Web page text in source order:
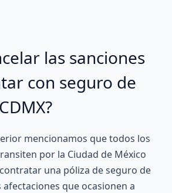
las sanciones
con seguro de
mencionamos que todos los
por la Ciudad de México
una póliza de seguro de
que ocasionen a